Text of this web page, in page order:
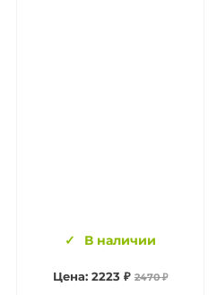
В наличии
Цена: 2223 ₽ 2470 ₽